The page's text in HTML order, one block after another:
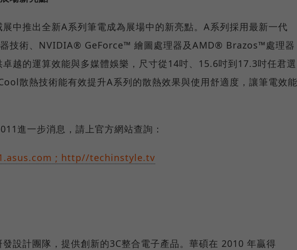
中推出全新A系列筆電成為展場中的新亮點。A系列採用最新一代
技術、NVIDIA® GeForce™ 繪圖處理器及AMD® Brazos™處理器
越的運算效能與多媒體娛樂，尺寸從14吋、15.6吋到17.3吋任君選
散熱技術能有效提升A系列的散熱效果與使用舒適度，讓筆電效能
進一步消息，請上官方網站查詢：
; http//techinstyle.tv
設計團隊，提供創新的3C整合電子產品。華碩在 2010 年贏得